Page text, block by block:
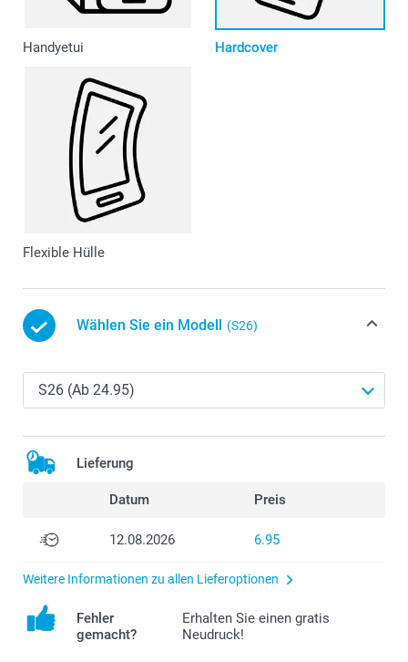
Handyetui Hardcover
Flexible Hülle
Wählen Sie ein Modell (S26)
Lieferung
Datum Preis
12.08.2026 6.95
Weitere Informationen zu allen Lieferoptionen
Fehler
gemacht?
Erhalten Sie einen gratis
Neudruck!